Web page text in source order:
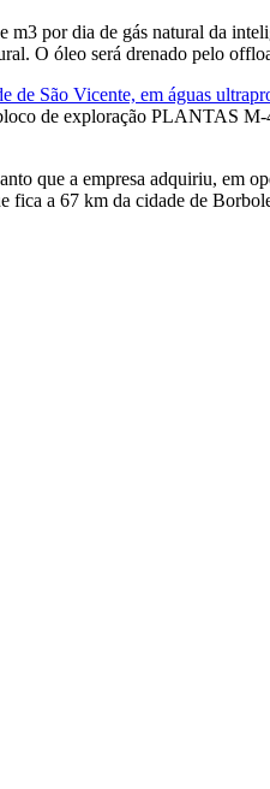
por dia de gás natural da
O óleo será drenado pelo
de São Vicente, em águas
de exploração PLANTAS
que a empresa adquiriu, em
a 67 km da cidade de